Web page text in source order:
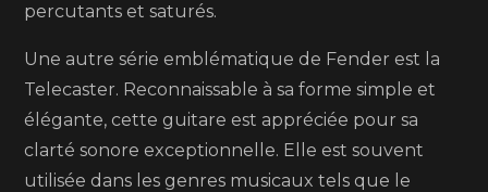
percutants et saturés.
Une autre série emblématique de Fender est la
Telecaster. Reconnaissable à sa forme simple et
élégante, cette guitare est appréciée pour sa
clarté sonore exceptionnelle. Elle est souvent
utilisée dans les genres musicaux tels que le